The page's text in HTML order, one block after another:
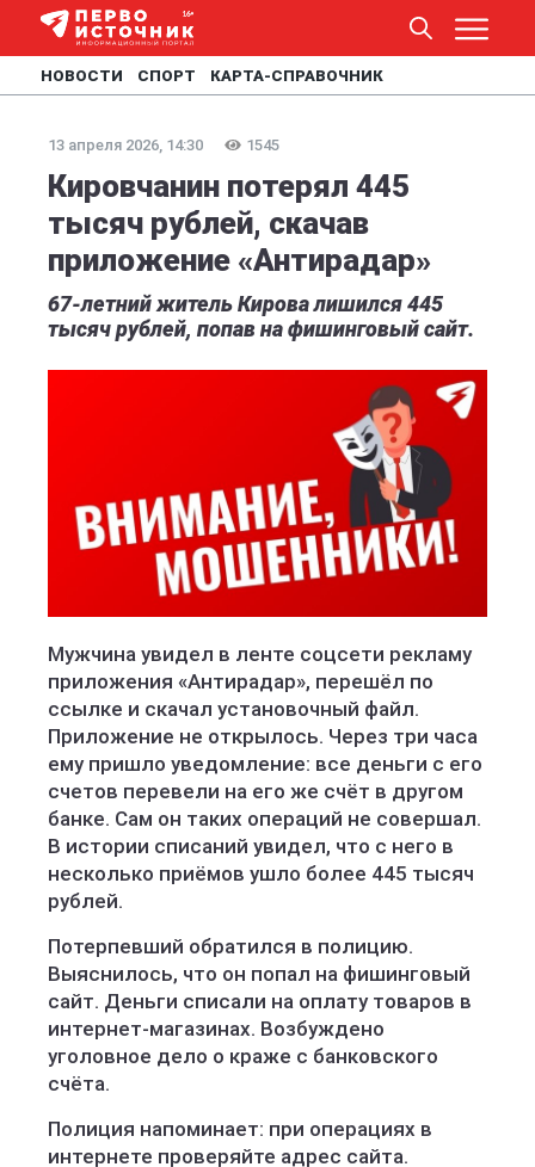
НОВОСТИ СПОРТ КАРТА-СПРАВОЧНИК
13 апреля 2026, 14:30 1545
Кировчанин потерял 445
тысяч рублей, скачав
приложение «Антирадар»
67-летний житель Кирова лишился 445
тысяч рублей, попав на фишинговый сайт.
Мужчина увидел в ленте соцсети рекламу
приложения «Антирадар», перешёл по
ссылке и скачал установочный файл.
Приложение не открылось. Через три часа
ему пришло уведомление: все деньги с его
счетов перевели на его же счёт в другом
банке. Сам он таких операций не совершал.
В истории списаний увидел, что с него в
несколько приёмов ушло более 445 тысяч
рублей.
Потерпевший обратился в полицию.
Выяснилось, что он попал на фишинговый
сайт. Деньги списали на оплату товаров в
интернет-магазинах. Возбуждено
уголовное дело о краже с банковского
счёта.
Полиция напоминает: при операциях в
интернете проверяйте адрес сайта.